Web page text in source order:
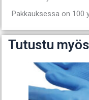
Pakkauksessa on 100
Tutustu myös